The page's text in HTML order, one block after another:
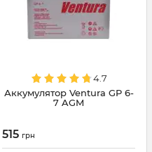
4.7
Аккумулятор Ventura GP 6-
7 AGM
515 грн